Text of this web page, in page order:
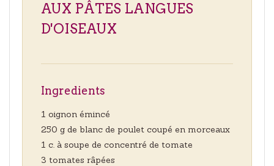
AUX PÂTES LANGUES
D'OISEAUX
Ingredients
1 oignon émincé
250 g de blanc de poulet coupé en morceaux
1 c. à soupe de concentré de tomate
3 tomates râpées